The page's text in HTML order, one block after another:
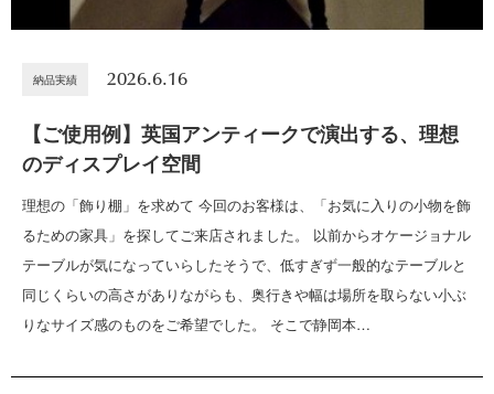
納品実績 2026.6.16
【ご使用例】英国アンティークで演出する、理想
のディスプレイ空間
理想の「飾り棚」を求めて 今回のお客様は、「お気に入りの小物を飾
るための家具」を探してご来店されました。 以前からオケージョナル
テーブルが気になっていらしたそうで、低すぎず一般的なテーブルと
同じくらいの高さがありながらも、奥行きや幅は場所を取らない小ぶ
りなサイズ感のものをご希望でした。 そこで静岡本…